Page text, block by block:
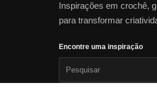
Inspirações em crochê,
para transformar
Encontre uma inspiração